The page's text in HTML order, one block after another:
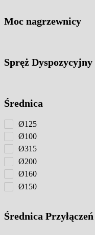
Moc nagrzewnicy
Spręż Dyspozycyjny
Średnica
Ø125
Ø100
Ø315
Ø200
Ø160
Ø150
Średnica Przyłączeń